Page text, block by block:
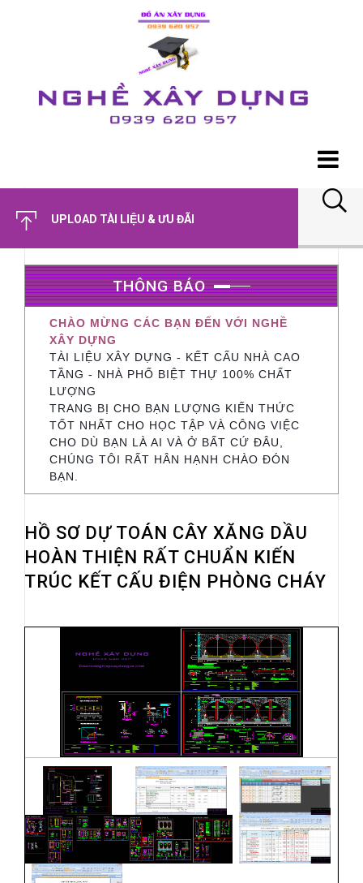
UPLOAD TÀI LIỆU & ƯU ĐÃI
THÔNG BÁO
CHÀO MỪNG CÁC BẠN ĐẾN VỚI NGHỀ
XÂY DỰNG
TÀI LIỆU XÂY DỰNG - KẾT CẤU NHÀ CAO
TẦNG - NHÀ PHỐ BIỆT THỰ 100% CHẤT
LƯỢNG
TRANG BỊ CHO BẠN LƯỢNG KIẾN THỨC
TỐT NHẤT CHO HỌC TẬP VÀ CÔNG VIỆC
CHO DÙ BẠN LÀ AI VÀ Ở BẤT CỨ ĐÂU,
CHÚNG TÔI RẤT HÂN HẠNH CHÀO ĐÓN
BẠN.
HỒ SƠ DỰ TOÁN CÂY XĂNG DẦU
HOÀN THIỆN RẤT CHUẨN KIẾN
TRÚC KẾT CẤU ĐIỆN PHÒNG CHÁY